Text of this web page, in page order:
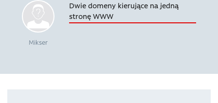
Mikser
Dwie domeny kierujące na jedną
stronę WWW